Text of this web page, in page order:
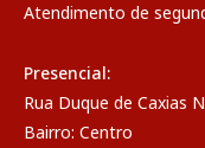
Atendimento de
Presencial:
Rua Duque de Caxias
Bairro: Centro